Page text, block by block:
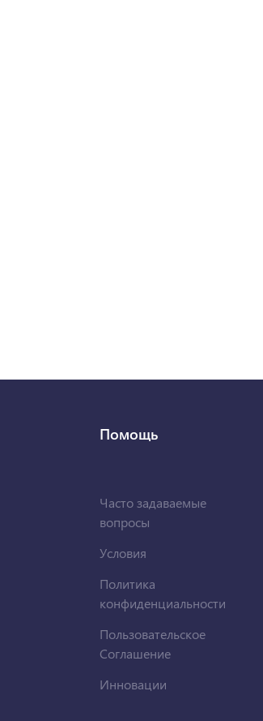
Помощь
Часто задаваемые
вопросы
Условия
Политика
конфиденциальности
Пользовательское
Соглашение
Инновации